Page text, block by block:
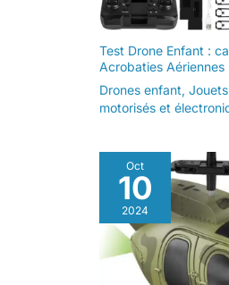
Test Drone Enfant :
Acrobaties Aériennes
Drones enfant,
motorisés et
Oct
10
2024